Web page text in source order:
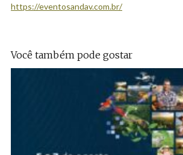
https://eventosandav.com.br/
Você também pode gostar